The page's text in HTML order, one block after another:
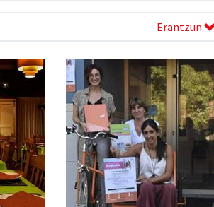
Erantzun